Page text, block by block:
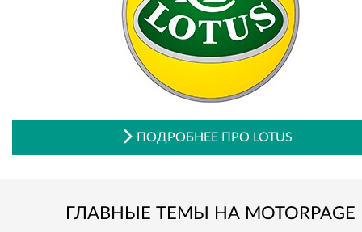
ПОДРОБНЕЕ ПРО LOTUS
ГЛАВНЫЕ ТЕМЫ НА MOTORPAGE